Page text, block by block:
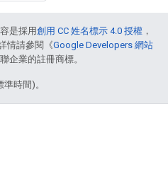
是採用創用 CC 姓名標示 4.0 授權 ，
情請參閱《Google Developers 網站
企業的註冊商標。
時間)。